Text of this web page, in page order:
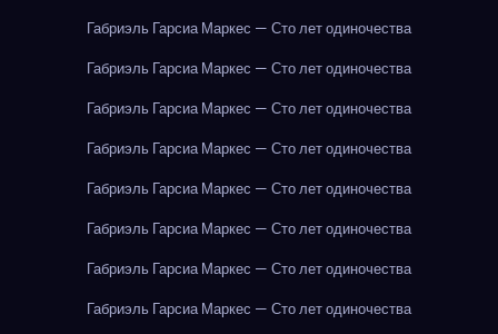
Габриэль Гарсиа Маркес — Сто лет одиночества
Габриэль Гарсиа Маркес — Сто лет одиночества
Габриэль Гарсиа Маркес — Сто лет одиночества
Габриэль Гарсиа Маркес — Сто лет одиночества
Габриэль Гарсиа Маркес — Сто лет одиночества
Габриэль Гарсиа Маркес — Сто лет одиночества
Габриэль Гарсиа Маркес — Сто лет одиночества
Габриэль Гарсиа Маркес — Сто лет одиночества